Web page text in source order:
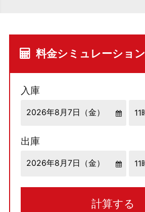
料金シミュレーション
入庫
出庫
計算する